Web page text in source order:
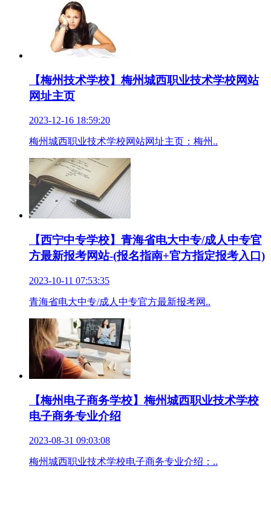
【梅州技术学校】梅州城西职业技术学校网站
网址主页
2023-12-16 18:59:20
梅州城西职业技术学校网站网址主页：梅州..
【西宁中专学校】青海省电大中专/成人中专官
方最新报考网站-(报名指南+官方指定报考入口)
2023-10-11 07:53:35
青海省电大中专/成人中专官方最新报考网..
【梅州电子商务学校】梅州城西职业技术学校
电子商务专业介绍
2023-08-31 09:03:08
梅州城西职业技术学校电子商务专业介绍：..